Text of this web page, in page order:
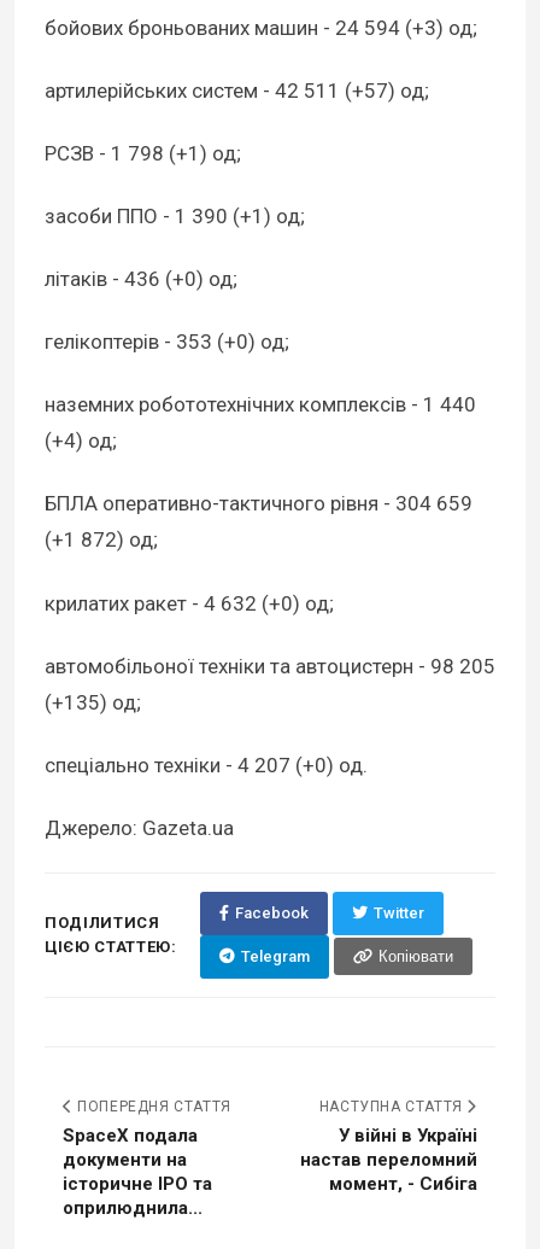
бойових броньованих машин - 24 594 (+3) од;
артилерійських систем - 42 511 (+57) од;
РСЗВ - 1 798 (+1) од;
засоби ППО - 1 390 (+1) од;
літаків - 436 (+0) од;
гелікоптерів - 353 (+0) од;
наземних робототехнічних комплексів - 1 440
(+4) од;
БПЛА оперативно-тактичного рівня - 304 659
(+1 872) од;
крилатих ракет - 4 632 (+0) од;
автомобільоної техніки та автоцистерн - 98 205
(+135) од;
спеціально техніки - 4 207 (+0) од.
Джерело: Gazeta.ua
ПОДІЛИТИСЯ
ЦІЄЮ СТАТТЕЮ:
Facebook Twitter
Telegram Копіювати
ПОПЕРЕДНЯ СТАТТЯ
SpaceX подала
документи на
історичне IPO та
оприлюднила...
НАСТУПНА СТАТТЯ
У війні в Україні
настав переломний
момент, - Сибіга